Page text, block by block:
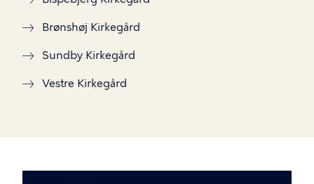
Brønshøj Kirkegård
Sundby Kirkegård
Vestre Kirkegård